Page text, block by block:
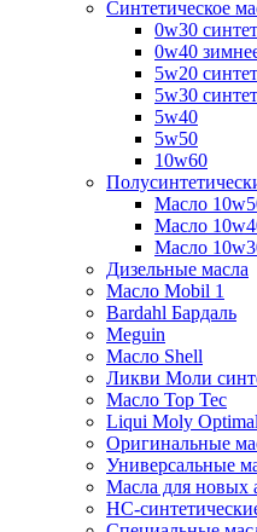
Синтетическое
0w30
0w40
5w20
5w30
5w40
5w50
10w60
Масло
Масло
Масло
Дизельные масла
Масло Mobil 1
Bardahl Бардаль
Meguin
Масло Shell
Ликви Моли
Масло Top Tec
Liqui Moly Optimal
Оригинальные
Универсальные
Масла для новых
HC-